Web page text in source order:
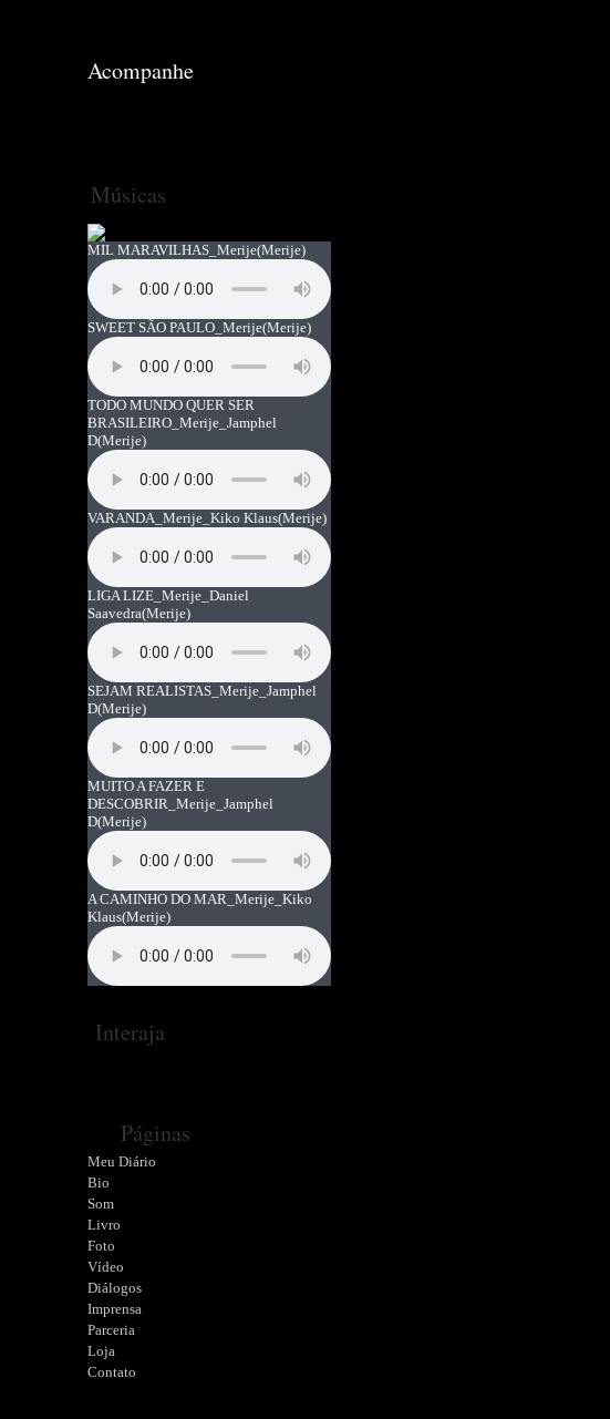
Acompanhe
Músicas
MIL MARAVILHAS_Merije(Merije)
SWEET SÃO PAULO_Merije(Merije)
TODO MUNDO QUER SER
BRASILEIRO_Merije_Jamphel
D(Merije)
VARANDA_Merije_Kiko Klaus(Merije)
LIGA LIZE_Merije_Daniel
Saavedra(Merije)
SEJAM REALISTAS_Merije_Jamphel
D(Merije)
MUITO A FAZER E
DESCOBRIR_Merije_Jamphel
D(Merije)
A CAMINHO DO MAR_Merije_Kiko
Klaus(Merije)
Interaja
Páginas
Meu Diário
Bio
Som
Livro
Foto
Vídeo
Diálogos
Imprensa
Parceria
Loja
Contato